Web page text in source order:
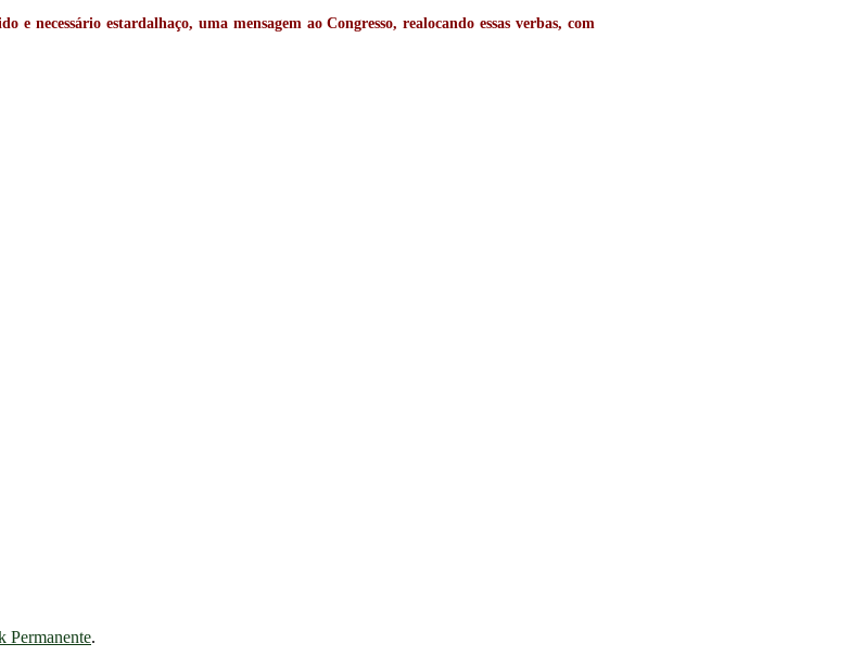
necessário estardalhaço, uma mensagem ao Congresso, realocando essas verbas, com
Permanente.